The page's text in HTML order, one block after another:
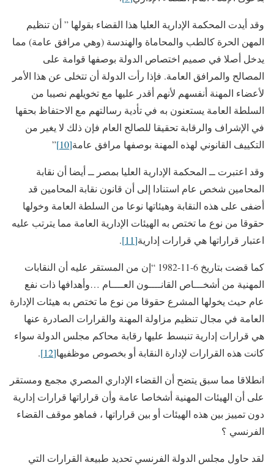
وقد أيدت المحكمة الإدارية العليا هذا القضاء بقولها ” أن تنظيم
المهن الحرة كالطب والمحاماة والهندسة (وهي مرافق عامة) مما
يدخل أصلا في صميم اختصاص الدولة بوصفها قوامة على
المصالح والمرافق العامة. فإذا رأت الدولة أن تتخلى عن هذا الأمر
لأعضاء المهنة أنفسهم لأنهم أقدر عليها مع تخويلهم نصيبا من
السلطة العامة يستعنون به في تأدية رسالتهم مع الاحتفاظ بحقها
في الإشراف والرقابة تحقيقا للصالح العام فإن ذلك لا يغير من
التكييف القانوني لهذه المهنة بوصفها مرافق عامة[10]
”
وقد اعتبرت ــ المحكمة الإدارية العليا بمصر ــ أيضا أن نقابة
المحامين شخص عام استنادا إلى أن قانون نقابة المحامين قد
أضفى على هذه النقابة وهيئاتها نوعا من السلطة العامة وخولها
حقوقا من نوع ما تختص به الهيئات الإدارية العامة مما يترتب عليه
اعتبار قراراتها هي قرارات إدارية[11]
.
كما قضت بتاريخ 6-11-1982 “إن من المستقر عليه أن النقابات
المهنية من أشخـــاص القانــــون العــــام …وأهدافها ذات نفع
عام حيث يخولها المشرع حقوقا من نوع ما تختص به هيئات الإدارة
العامة في مجال تنظيم مزاولة المهنة والقرارات الصادرة عنها
هي قرارات إدارية تنبسط عليها رقابة محاكم مجلس الدولة سواء
كانت هذه القرارات لإدارة النقابة أو بخصوص موظفيها[12]
.
انطلاقا مما سبق يتضح أن القضاء الإداري المصري مجمع ومستقر
على أن الهيئات المهنية أشخاصا عامة وأن قراراتها قرارات إدارية
دون تمييز بين هذه الهيئات أو بين قراراتها ، فماهو موقف القضاء
الفرنسي ؟
لقد حاول مجلس الدولة الفرنسي تحديد طبيعة القرارات التي